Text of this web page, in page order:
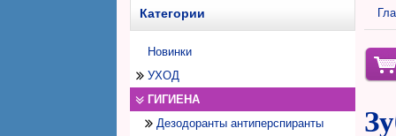
Категории
Новинки
УХОД
Уход за лицом
Дневной крем
Уход за телом
ГИГИЕНА
Дезодоранты антиперспиранты